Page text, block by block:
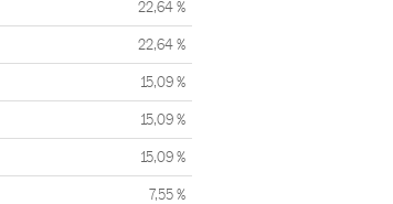
22,64 %
22,64 %
15,09 %
15,09 %
15,09 %
7,55 %